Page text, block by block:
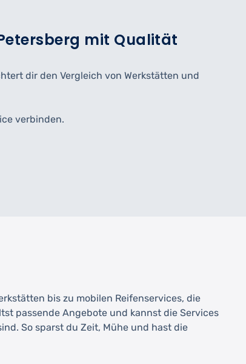
mit Qualität
dir den Vergleich von Werkstätten und
verbinden.
bis zu mobilen Reifenservices, die
passende Angebote und kannst die Services
So sparst du Zeit, Mühe und hast die